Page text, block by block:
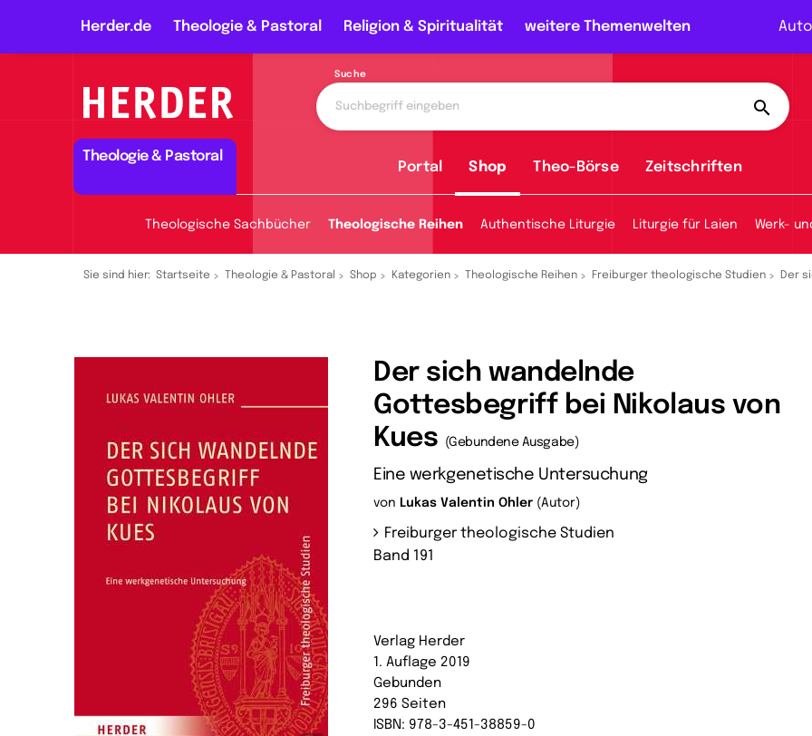
Herder.de Theologie & Pastoral Religion & Spiritualität weitere Themenwelten
Suche
Theologie & Pastoral
Portal Shop Theo-Börse Zeitschriften
Theologische Sachbücher Theologische Reihen Authentische Liturgie Liturgie für Laien Werk-
Sie sind hier: Startseite Theologie & Pastoral Shop Kategorien Theologische Reihen Freiburger theologische Studien Der
Der sich wandelnde
Gottesbegriff bei Nikolaus von
Kues
(Gebundene Ausgabe)
Eine werkgenetische Untersuchung
von Lukas Valentin Ohler (Autor)
Freiburger theologische Studien
Band 191
Verlag Herder
1. Auflage 2019
Gebunden
296 Seiten
ISBN: 978-3-451-38859-0